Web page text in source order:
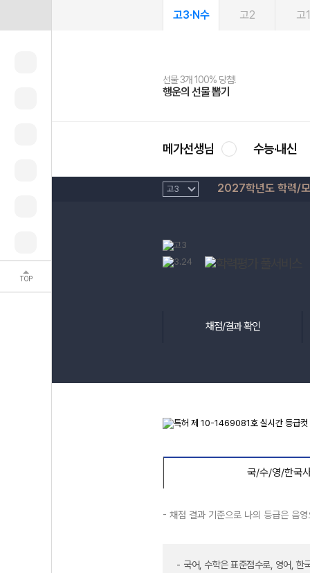
TOP
고3·N수 고2 고1
선물 3개 100% 당첨!
행운의 선물 뽑기
선물 100% 증정!
메가스터디 X 올리브
여름방학 스터디 캐시백
메가런 썸머스쿨
2027 러셀 단과
강사 공개선발
스마트러닝앱
설문 EVENT
메가패스
3일 무료 체험권
메가패스 수강생 무료혜택!
메가클럽 멤버십
사회공헌 캠페인
희망이룸 메가나눔
메가선생님 수능·내신
2027학년도 학력/
채점/결과 확인
국/수/영/한국
- 채점 결과 기준으로 나의 등급은 음
국어, 수학은 표준점수로, 영어, 한